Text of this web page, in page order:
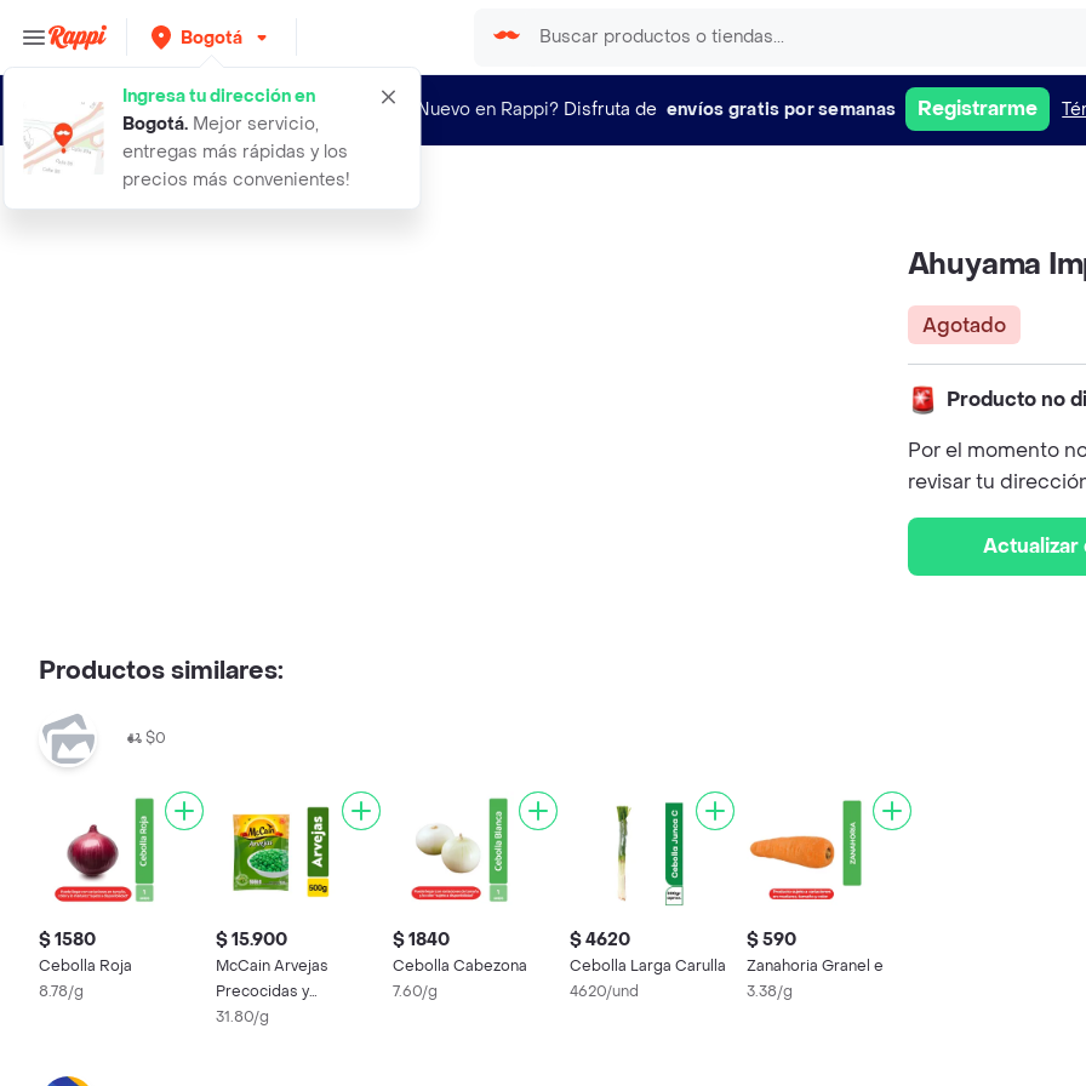
Bogotá
Ingresa tu dirección en
Bogotá. Mejor servicio,
entregas más rápidas y los
precios más convenientes!
¿Nuevo en Rappi? Disfruta de envíos gratis por semanas Registrarme
ahuyama importada
Ahuyama
Agotado
Producto no
Por el momento
revisar tu
Actualizar
Productos similares:
$0
$ 1580
Cebolla Roja
8.78/g
$ 15.900
McCain Arvejas
Precocidas y
Congeladas
31.80/g
$ 1840
Cebolla Cabezona
7.60/g
$ 4620
Cebolla Larga Carulla
4620/und
$ 590
Zanahoria Granel e
3.38/g